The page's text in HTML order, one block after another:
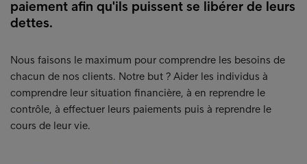
paiement afin qu'ils puissent se libérer de leurs
dettes.
Nous faisons le maximum pour comprendre les besoins de
chacun de nos clients. Notre but ? Aider les individus à
comprendre leur situation financière, à en reprendre le
contrôle, à effectuer leurs paiements puis à reprendre le
cours de leur vie.